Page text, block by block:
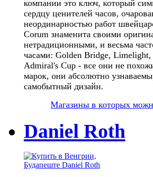
компании это ключ, который
сердцу ценителей часов,
неординарностью работ
Corum знаменита своими
нетрадиционными, и весьма
часами: Golden Bridge,
Admiral's Cup - все они не
марок, они абсолютно
самобытный дизайн.
Магазины в которых
Daniel Roth